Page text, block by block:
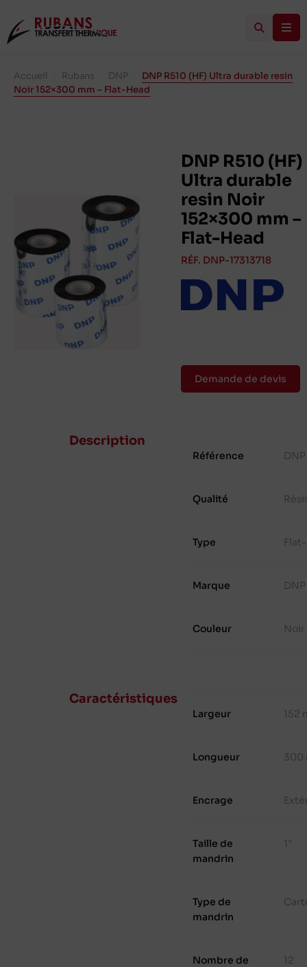
Accueil Rubans DNP
DNP R510 (HF) Ultra durable resin
Noir 152×300 mm – Flat-Head
DNP R510 (HF)
Ultra durable
resin Noir
152×300 mm –
Flat-Head
RÉF. DNP-17313718
Demande de devis
Description
Référence
Qualité
Type
Marque DNP
Couleur Noir
Caractéristiques
Largeur 152
Longueur 300
Encrage
Taille de
mandrin
1"
Type de
mandrin
Nombre de
12